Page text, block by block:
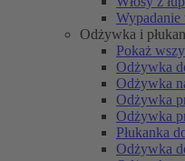
Wypadanie
Odżywka i
Pokaż
Odżywka
Odżywka
Odżywka
Odżywka
Płukanka
Odżywka